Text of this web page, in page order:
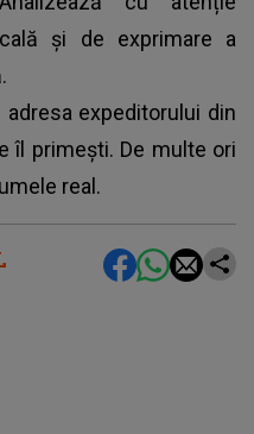
și de exprimare a
expeditorului din
îl primești. De multe ori
real.